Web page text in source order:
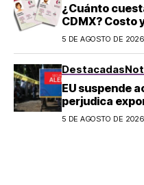
¿Cuánto
CDMX? Costo
2026
5 DE AGOSTO DE 2026
Destacadas
EU suspende
perjudica
5 DE AGOSTO DE 2026